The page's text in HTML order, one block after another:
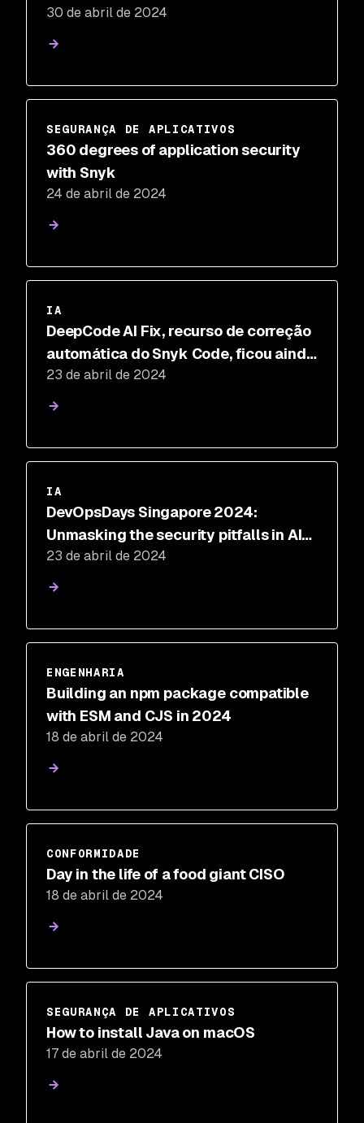
30 de abril de 2024
SEGURANÇA DE APLICATIVOS
360 degrees of application security
with Snyk
24 de abril de 2024
IA
DeepCode AI Fix, recurso de correção
automática do Snyk Code, ficou ainda
melhor
23 de abril de 2024
IA
DevOpsDays Singapore 2024:
Unmasking the security pitfalls in AI-
generated code
23 de abril de 2024
ENGENHARIA
Building an npm package compatible
with ESM and CJS in 2024
18 de abril de 2024
CONFORMIDADE
Day in the life of a food giant CISO
18 de abril de 2024
SEGURANÇA DE APLICATIVOS
How to install Java on macOS
17 de abril de 2024